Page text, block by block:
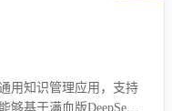
用知识管理应用，支持
够基于满血版DeepSeek